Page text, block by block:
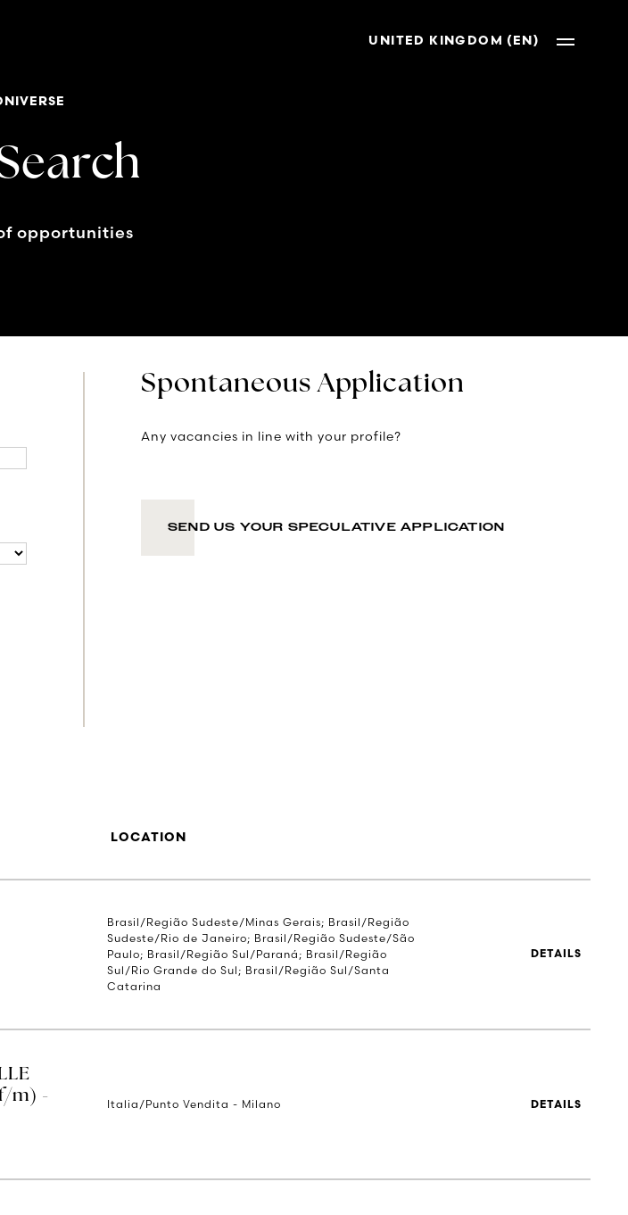
UNITED KINGDOM (EN)
opportunities
Spontaneous Application
Any vacancies in line with your profile?
SEND US YOUR SPECULATIVE APPLICATION
LOCATION
Brasil/Região Sudeste/Minas Gerais; Brasil/Região
Sudeste/Rio de Janeiro; Brasil/Região Sudeste/São
Paulo; Brasil/Região Sul/Paraná; Brasil/Região
Sul/Rio Grande do Sul; Brasil/Região Sul/Santa
Catarina
DETAILS
m) -
Italia/Punto Vendita - Milano DETAILS